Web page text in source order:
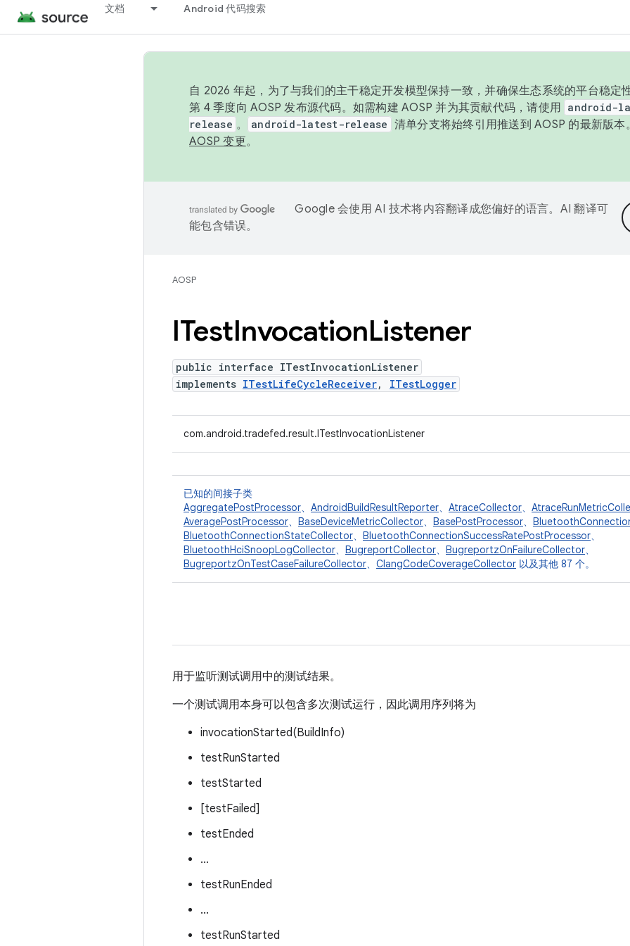
文档 Android 代码搜索
自 2026 年起，为了与我们的主干稳定开发模型保持一致，并确保生态系统的平台稳定
第 4 季度向 AOSP 发布源代码。如需构建 AOSP 并为其贡献代码，请使用 android-
release 。 android-latest-release 清单分支将始终引用推送到 AOSP 的最新版
AOSP 变更。
Google 会使用 AI 技术将内容翻译成您偏好的语言。AI 翻译可
能包含错误。
AOSP
ITestInvocationListener
public interface ITestInvocationListener
implements ITestLifeCycleReceiver, ITestLogger
com.android.tradefed.result.ITestInvocationListener
已知的间接子类
AggregatePostProcessor、 AndroidBuildResultReporter、 AtraceCollector、
AveragePostProcessor、 BaseDeviceMetricCollector、 BasePostProcessor、
BluetoothConnectionStateCollector、 BluetoothConnectionSuccessRatePostProcessor、
BluetoothHciSnoopLogCollector、 BugreportCollector、 BugreportzOnFailureCollector、
BugreportzOnTestCaseFailureCollector、 ClangCodeCoverageCollector 以及其他 87 个。
用于监听测试调用中的测试结果。
一个测试调用本身可以包含多次测试运行，因此调用序列将为
invocationStarted(BuildInfo)
testRunStarted
testStarted
[testFailed]
testEnded
...
testRunEnded
...
testRunStarted